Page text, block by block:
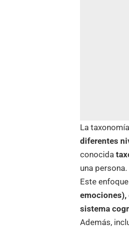
La
diferentes
conocida
una persona.
Este
emociones),
sistema
Además,